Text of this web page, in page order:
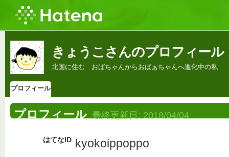
きょうこさんのプロフィール
北国に住む おばちゃんからおばぁちゃんへ進化中の私
プロフィール
プロフィール 最終更新日: 2018/04/04
はてなID kyokoippoppo